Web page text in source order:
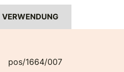
VERWENDUNG
pos/1664/007